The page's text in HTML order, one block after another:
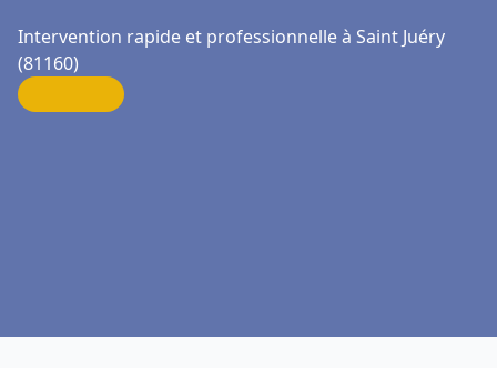
Intervention rapide et professionnelle à Saint Juéry
(81160)